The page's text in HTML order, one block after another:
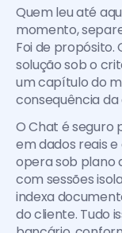
Quem leu até
momento,
Foi de
solução sob o
um capítulo do
consequência da
O Chat é seguro
em dados reais
opera sob plano
com sessões
indexa
do cliente. Tudo